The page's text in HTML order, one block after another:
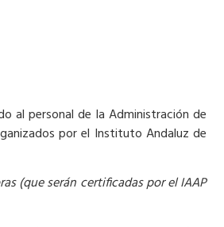
al personal de la Administración de
por el Instituto Andaluz de
(que serán certificadas por el IAAP